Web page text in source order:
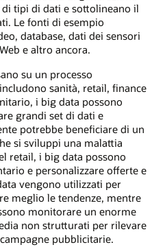
di tipi di dati e sottolineano il
Le fonti di esempio
database, dati dei sensori
e altro ancora.
su un processo
sanità, retail, finance
i big data possono
grandi set di dati e
potrebbe beneficiare di un
si sviluppi una malattia
retail, i big data possono
e personalizzare offerte e
vengono utilizzati per
meglio le tendenze, mentre
monitorare un enorme
non strutturati per rilevare
pubblicitarie.